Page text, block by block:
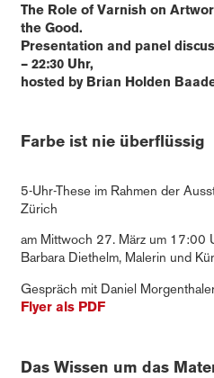
The Role of Varnish on
the Good.
Presentation and panel
– 22:30 Uhr,
hosted by Brian Holden
Farbe ist nie überflüssig
5-Uhr-These im Rahmen der
Zürich
am Mittwoch 27. März um 17:00
Barbara Diethelm, Malerin und
Gespräch mit Daniel
Flyer als PDF
Das Wissen um das